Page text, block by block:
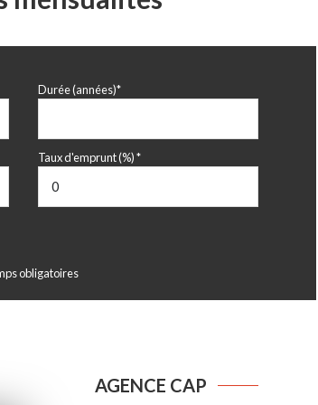
Durée (années)*
Taux d'emprunt (%) *
obligatoires
AGENCE CAP